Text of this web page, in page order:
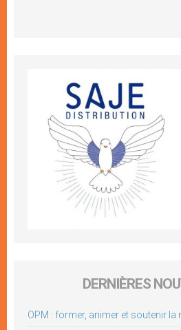
DERNIÈRES
OPM : former, animer et soutenir la